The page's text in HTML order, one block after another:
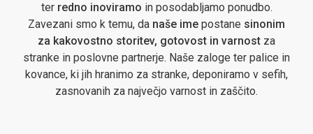
ter redno inoviramo in posodabljamo ponudbo.
Zavezani smo k temu, da naše ime postane sinonim
za kakovostno storitev, gotovost in varnost za
stranke in poslovne partnerje. Naše zaloge ter palice in
kovance, ki jih hranimo za stranke, deponiramo v sefih,
zasnovanih za največjo varnost in zaščito.